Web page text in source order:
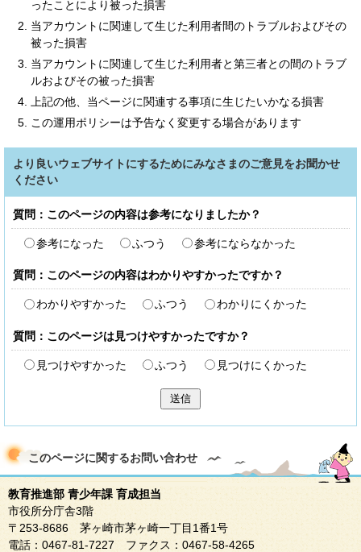
ったことにより被った損害
当アカウントに関連して生じた利用者間のトラブルおよびその
被った損害
当アカウントに関連して生じた利用者と第三者との間のトラブ
ルおよびその被った損害
上記の他、当ページに関連する事項に生じたいかなる損害
この運用ポリシーは予告なく変更する場合があります
より良いウェブサイトにするためにみなさまのご意見をお聞かせ
ください
質問：このページの内容は参考になりましたか？
参考になった ふつう 参考にならなかった
質問：このページの内容はわかりやすかったですか？
わかりやすかった ふつう わかりにくかった
質問：このページは見つけやすかったですか？
見つけやすかった ふつう 見つけにくかった
送信
このページに関するお問い合わせ
教育推進部 青少年課 育成担当
市役所分庁舎3階
〒253-8686 茅ヶ崎市茅ヶ崎一丁目1番1号
電話：0467-81-7227 ファクス：0467-58-4265